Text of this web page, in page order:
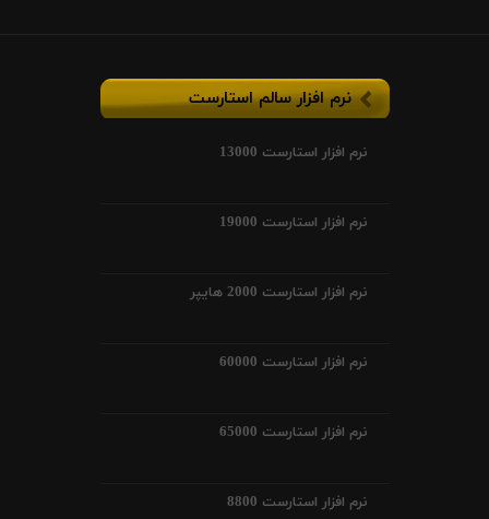
نرم افزار سالم استارست
نرم افزار استارست 13000
نرم افزار استارست 19000
نرم افزار استارست 2000 هایپر
نرم افزار استارست 60000
نرم افزار استارست 65000
نرم افزار استارست 8800